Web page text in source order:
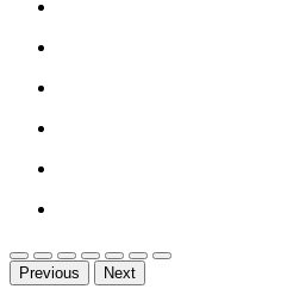
Previous Next